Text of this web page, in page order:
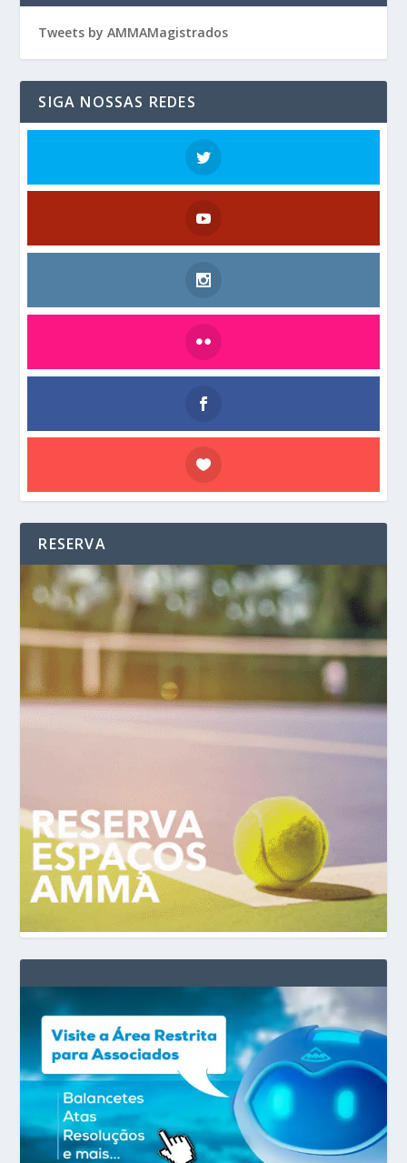
Tweets by AMMAMagistrados
SIGA NOSSAS REDES
RESERVA